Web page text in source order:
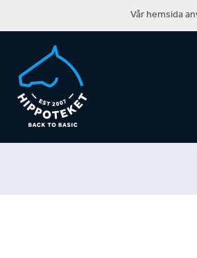
Vår hemsida